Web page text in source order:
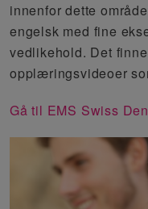
innenfor dette
engelsk med fine
vedlikehold. Det
opplæringsvideoer
Gå til EMS Swiss